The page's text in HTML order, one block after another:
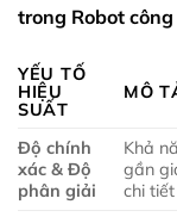
trong Robot
YẾU TỐ
HIỆU
SUẤT
MÔ
Độ chính
xác & Độ
phân giải
Khả
gần
chi